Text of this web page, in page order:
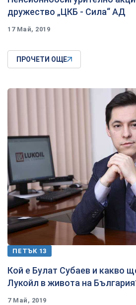
дружество „ЦКБ - Сила“ АД
17 Май, 2019
ПРОЧЕТИ ОЩЕ
ПЕТЪК 13
Кой е Булат Субаев и какво
Лукойл в живота на
7 Май, 2019